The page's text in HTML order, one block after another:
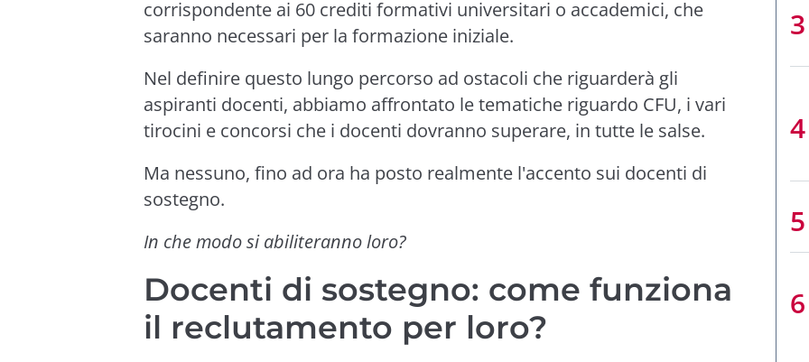
corrispondente ai 60 crediti formativi universitari o accademici, che
saranno necessari per la formazione iniziale.
Nel definire questo lungo percorso ad ostacoli che riguarderà gli
aspiranti docenti, abbiamo affrontato le tematiche riguardo CFU, i vari
tirocini e concorsi che i docenti dovranno superare, in tutte le salse.
Ma nessuno, fino ad ora ha posto realmente l'accento sui docenti di
sostegno.
In che modo si abiliteranno loro?
Docenti di sostegno: come funziona
il reclutamento per loro?